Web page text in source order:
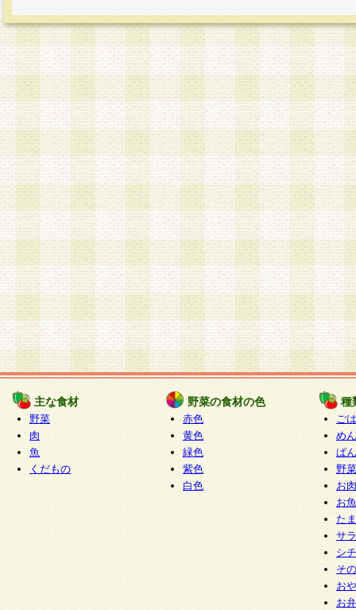
主な食材
野菜
肉
魚
くだもの
野菜の食材の色
赤色
黄色
緑色
紫色
白色
種
ご
めん
ぱん
野
お
お
た
サ
シ
そ
お
お